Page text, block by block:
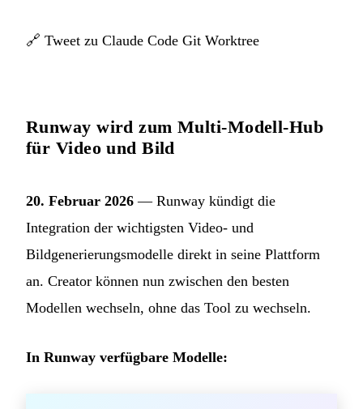
🔗 Tweet zu Claude Code Git Worktree
Runway wird zum Multi-Modell-Hub
für Video und Bild
20. Februar 2026 — Runway kündigt die
Integration der wichtigsten Video- und
Bildgenerierungsmodelle direkt in seine Plattform
an. Creator können nun zwischen den besten
Modellen wechseln, ohne das Tool zu wechseln.
In Runway verfügbare Modelle: